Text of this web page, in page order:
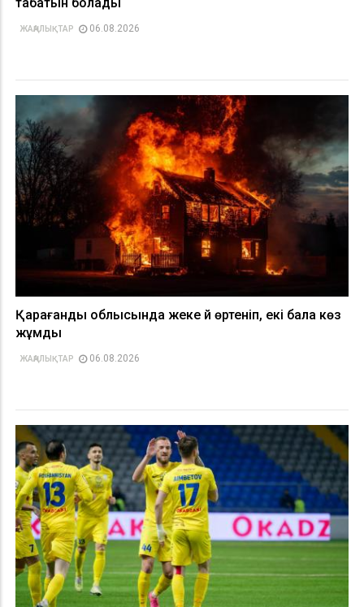
ЖАҢАЛЫҚТАР 06.08.2026
Қарағанды облысында жеке үй өртеніп, екі бала көз
жұмды
ЖАҢАЛЫҚТАР 06.08.2026